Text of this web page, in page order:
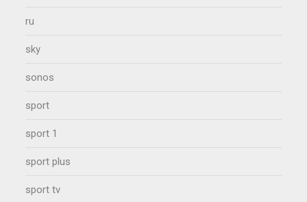
ru
sky
sonos
sport
sport 1
sport plus
sport tv